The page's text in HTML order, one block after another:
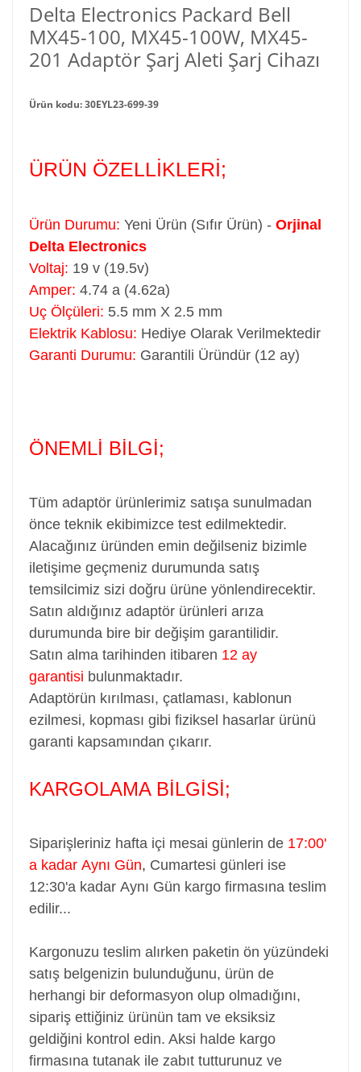
Delta Electronics Packard Bell
MX45-100, MX45-100W, MX45-
201 Adaptör Şarj Aleti Şarj Cihazı
Ürün kodu: 30EYL23-699-39
ÜRÜN ÖZELLİKLERİ;
Ürün Durumu: Yeni Ürün (Sıfır Ürün) - Orjinal
Delta Electronics
Voltaj: 19 v (19.5v)
Amper: 4.74 a (4.62a)
Uç Ölçüleri: 5.5 mm X 2.5 mm
Elektrik Kablosu: Hediye Olarak Verilmektedir
Garanti Durumu: Garantili Üründür (12 ay)
ÖNEMLİ BİLGİ;
Tüm adaptör ürünlerimiz satışa sunulmadan
önce teknik ekibimizce test edilmektedir.
Alacağınız üründen emin değilseniz bizimle
iletişime geçmeniz durumunda satış
temsilcimiz sizi doğru ürüne yönlendirecektir.
Satın aldığınız adaptör ürünleri arıza
durumunda bire bir değişim garantilidir.
Satın alma tarihinden itibaren 12 ay
garantisi bulunmaktadır.
Adaptörün kırılması, çatlaması, kablonun
ezilmesi, kopması gibi fiziksel hasarlar ürünü
garanti kapsamından çıkarır.
KARGOLAMA BİLGİSİ;
Siparişleriniz hafta içi mesai günlerin de 17:00'
a kadar Aynı Gün, Cumartesi günleri ise
12:30'a kadar Aynı Gün kargo firmasına teslim
edilir...
Kargonuzu teslim alırken paketin ön yüzündeki
satış belgenizin bulunduğunu, ürün de
herhangi bir deformasyon olup olmadığını,
sipariş ettiğiniz ürünün tam ve eksiksiz
geldiğini kontrol edin. Aksi halde kargo
firmasına tutanak ile zabıt tutturunuz ve